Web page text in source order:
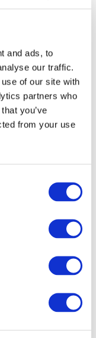
and ads, to
our traffic.
of our site with
partners who
you’ve
from your use